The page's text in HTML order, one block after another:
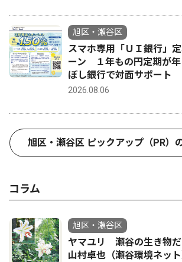
旭区・瀬谷区
スマホ専用「ＵＩ銀行」
ーン １年もの円定期が
ぼし銀行で対面サポート
2026.08.06
旭区・瀬谷区 ピックアップ（PR）
コラム
旭区・瀬谷区
ヤマユリ 瀬谷の生き物
山村卓也（瀬谷環境ネッ